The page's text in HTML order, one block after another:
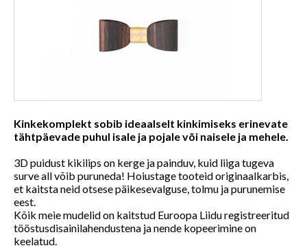
Kinkekomplekt sobib ideaalselt kinkimiseks erinevate
tähtpäevade puhul isale ja pojale või naisele ja mehele.
3D puidust kikilips on kerge ja painduv, kuid liiga tugeva
surve all võib puruneda! Hoiustage tooteid originaalkarbis,
et kaitsta neid otsese päikesevalguse, tolmu ja purunemise
eest.
Kõik meie mudelid on kaitstud Euroopa Liidu registreeritud
tööstusdisainilahendustena ja nende kopeerimine on
keelatud.